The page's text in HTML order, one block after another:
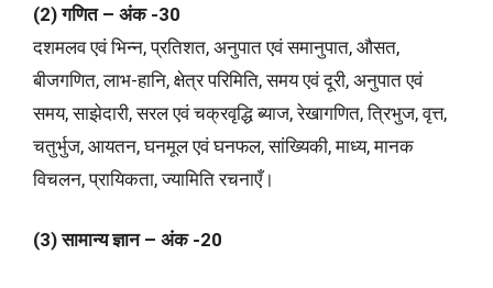
(2) गणित – अंक -30
दशमलव एवं भिन्न, प्रतिशत, अनुपात एवं समानुपात, औसत,
बीजगणित, लाभ-हानि, क्षेत्र परिमिति, समय एवं दूरी, अनुपात एवं
समय, साझेदारी, सरल एवं चक्रवृद्धि ब्याज, रेखागणित, त्रिभुज, वृत्त,
चतुर्भुज, आयतन, घनमूल एवं घनफल, सांख्यिकी, माध्य, मानक
विचलन, प्रायिकता, ज्यामिति रचनाएँ।
(3) सामान्य ज्ञान – अंक -20